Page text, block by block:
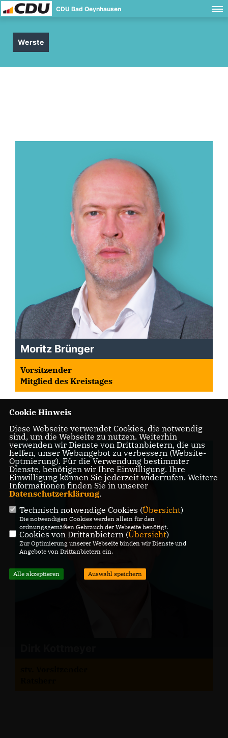
CDU Bad Oeynhausen
Werste
Moritz Brünger
Vorsitzender
Mitglied des Kreistages
Cookie Hinweis
Diese Webseite verwendet Cookies, die notwendig
sind, um die Webseite zu nutzen. Weiterhin
verwenden wir Dienste von Drittanbietern, die uns
helfen, unser Webangebot zu verbessern (Website-
Optmierung). Für die Verwendung bestimmter
Dienste, benötigen wir Ihre Einwilligung. Ihre
Einwilligung können Sie jederzeit widerrufen. Weitere
Informationen finden Sie in unserer
Datenschutzerklärung.
Technisch notwendige Cookies (Übersicht)
Die notwendigen Cookies werden allein für den
ordnungsgemäßen Gebrauch der Webseite benötigt.
Cookies von Drittanbietern (Übersicht)
Zur Optimierung unserer Webseite binden wir Dienste und
Angebote von Drittanbietern ein.
Alle akzeptieren Auswahl speichern